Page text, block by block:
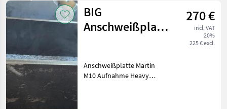
Monatsmietpreis ab 30
BIG
Anschweißplatte
270 €
incl. VAT
20%
225 € excl.
Anschweißplatte Martin
M10 Aufnahme Heavy